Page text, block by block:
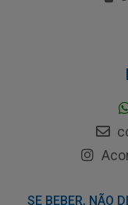
SE BEBER, NÃO